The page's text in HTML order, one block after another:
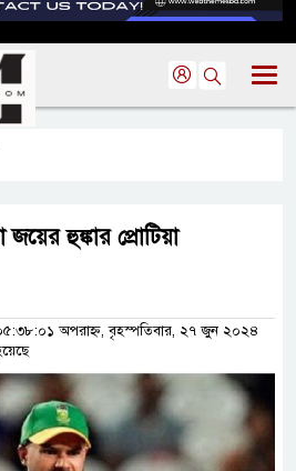
হুঙ্কার প্রোটিয়া
অপরাহ্ন, বৃহস্পতিবার, ২৭ জুন ২০২৪